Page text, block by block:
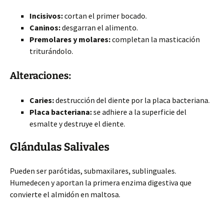
Incisivos:cortan el primer bocado.
Caninos:desgarran el alimento.
Premolares y molares:completan la masticación
triturándolo.
Alteraciones:
Caries:destrucción del diente por la placa bacteriana.
Placa bacteriana:se adhiere a la superficie del
esmalte y destruye el diente.
Glándulas Salivales
Pueden ser parótidas, submaxilares, sublinguales.
Humedecen y aportan la primera enzima digestiva que
convierte el almidón en maltosa.